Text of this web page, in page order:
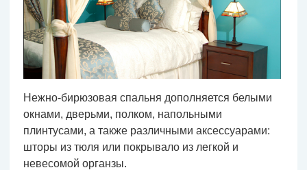
Нежно-бирюзовая спальня дополняется белыми
окнами, дверьми, полком, напольными
плинтусами, а также различными аксессуарами:
шторы из тюля или покрывало из легкой и
невесомой органзы.